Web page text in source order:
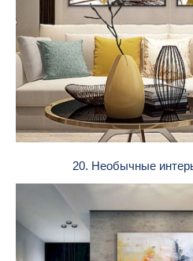
20. Необычные